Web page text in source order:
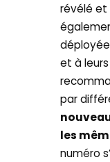
révélé et
et à leurs
par
les
numéro